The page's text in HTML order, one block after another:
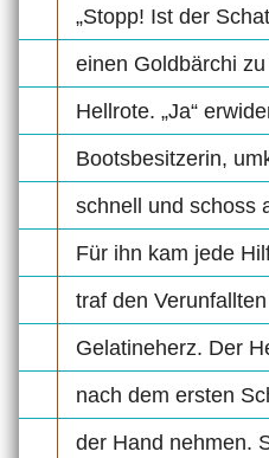
„Stopp! Ist der
einen Goldbärchi
Hellrote. „Ja“
Bootsbesitzerin,
schnell und schoss
Für ihn kam jede
traf den
Gelatineherz. Der
nach dem ersten
der Hand nehmen.